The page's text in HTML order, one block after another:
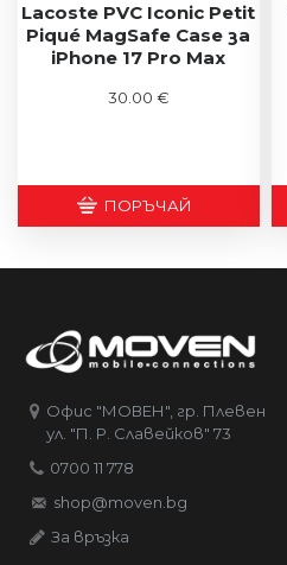
Lacoste PVC Iconic Petit
Piqué MagSafe Case за
iPhone 17 Pro Max
30.00 €
ПОРЪЧАЙ
Офис "МОВЕН", гр. Плевен
ул. "П. Р. Славейков" 73
0700 11 778
shop@moven.bg
За връзка